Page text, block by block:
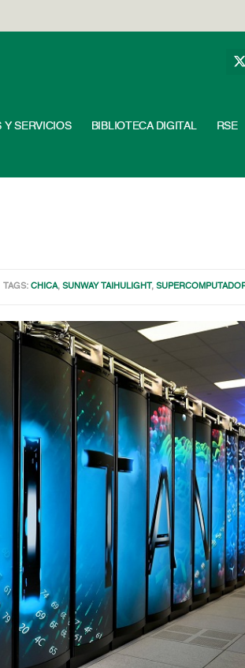
Y SERVICIOS BIBLIOTECA DIGITAL RSE
TAGS:CHICA,SUNWAY TAIHULIGHT ,